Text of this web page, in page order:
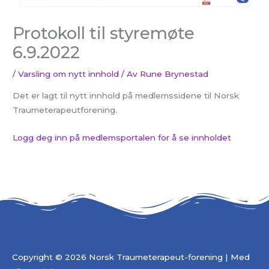
Protokoll til styremøte
6.9.2022
/Varsling om nytt innhold / Av Rune Brynestad
Det er lagt til nytt innhold på medlemssidene til Norsk
Traumeterapeutforening.
Logg deg inn på medlemsportalen for å se innholdet
Copyright © 2026 Norsk Traumeterapeut-forening | Med